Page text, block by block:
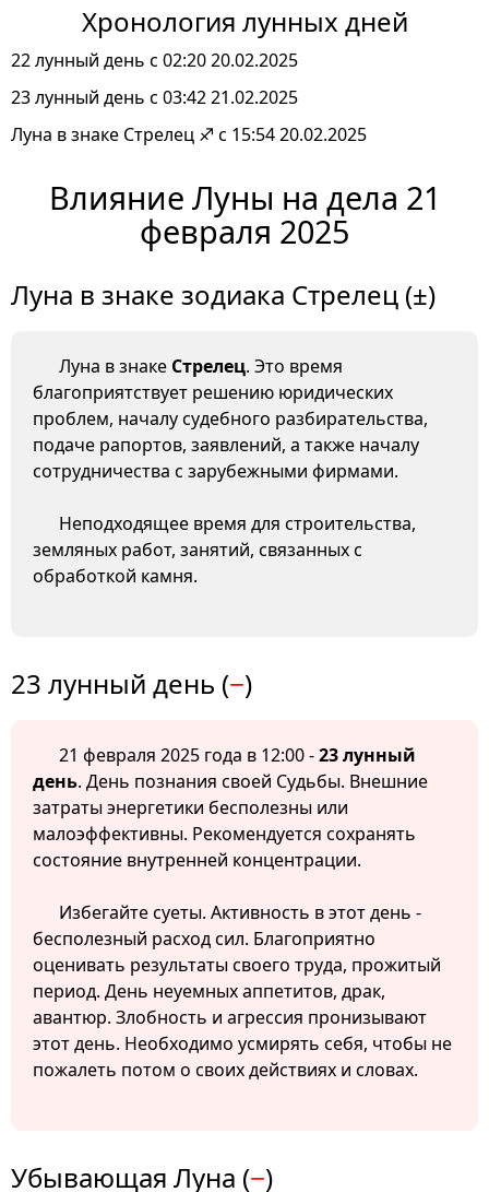
Хронология лунных дней
22 лунный день с 02:20 20.02.2025
23 лунный день с 03:42 21.02.2025
Луна в знаке Стрелец ♐ с 15:54 20.02.2025
Влияние Луны на дела 21
февраля 2025
Луна в знаке зодиака Стрелец (±)
Луна в знаке Стрелец. Это время
благоприятствует решению юридических
проблем, началу судебного разбирательства,
подаче рапортов, заявлений, а также началу
сотрудничества с зарубежными фирмами.
Неподходящее время для строительства,
земляных работ, занятий, связанных с
обработкой камня.
23 лунный день (−)
21 февраля 2025 года в 12:00 -23 лунный
день. День познания своей Судьбы. Внешние
затраты энергетики бесполезны или
малоэффективны. Рекомендуется сохранять
состояние внутренней концентрации.
Избегайте суеты. Активность в этот день -
бесполезный расход сил. Благоприятно
оценивать результаты своего труда, прожитый
период. День неуемных аппетитов, драк,
авантюр. Злобность и агрессия пронизывают
этот день. Необходимо усмирять себя, чтобы не
пожалеть потом о своих действиях и словах.
Убывающая Луна (−)